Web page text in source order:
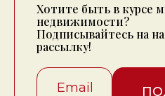
Хотите быть в курсе
недвижимости?
Подписывайтесь на
рассылку!